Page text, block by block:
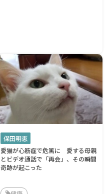
保田明恵
愛猫が心筋症で危篤に 愛する母親
とビデオ通話で「再会」、その瞬間
奇跡が起こった